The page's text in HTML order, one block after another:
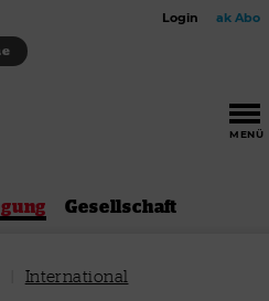
Login ak Abo
MENÜ
Gesellschaft
International